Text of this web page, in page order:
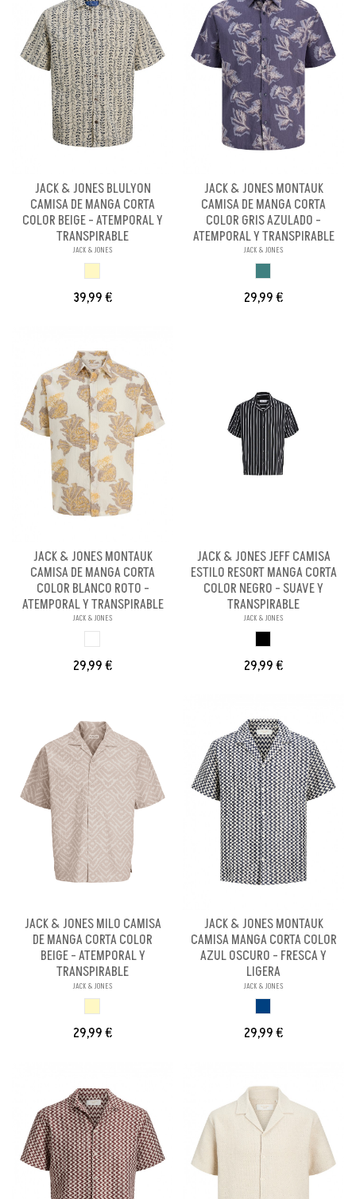
JACK & JONES BLULYON
CAMISA DE MANGA CORTA
COLOR BEIGE - ATEMPORAL Y
TRANSPIRABLE
JACK & JONES
39,99 €
JACK & JONES MONTAUK
CAMISA DE MANGA CORTA
COLOR GRIS AZULADO -
ATEMPORAL Y TRANSPIRABLE
JACK & JONES
29,99 €
JACK & JONES MONTAUK
CAMISA DE MANGA CORTA
COLOR BLANCO ROTO -
ATEMPORAL Y TRANSPIRABLE
JACK & JONES
29,99 €
JACK & JONES JEFF CAMISA
ESTILO RESORT MANGA CORTA
COLOR NEGRO - SUAVE Y
TRANSPIRABLE
JACK & JONES
29,99 €
JACK & JONES MILO CAMISA
DE MANGA CORTA COLOR
BEIGE - ATEMPORAL Y
TRANSPIRABLE
JACK & JONES
29,99 €
JACK & JONES MONTAUK
CAMISA MANGA CORTA COLOR
AZUL OSCURO - FRESCA Y
LIGERA
JACK & JONES
29,99 €